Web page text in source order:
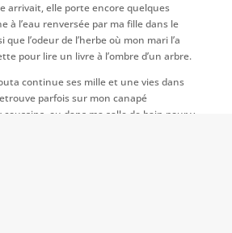
arrivait, elle porte encore quelques
à l’eau renversée par ma fille dans le
l’odeur de l’herbe où mon mari l’a
pour lire un livre à l’ombre d’un arbre.
continue ses mille et une vies dans
parfois sur mon canapé
ou dans ma salle de bain pour y